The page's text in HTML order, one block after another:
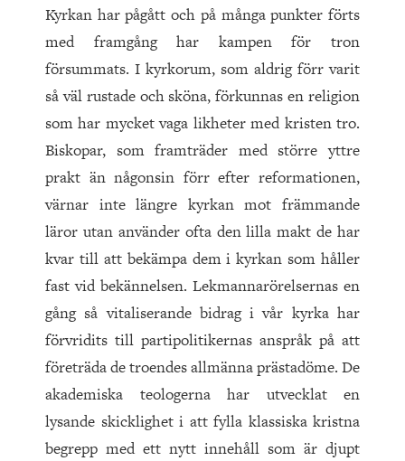
Kyrkan har pågått och på många punkter förts
med framgång har kampen för tron
försummats. I kyrkorum, som aldrig förr varit
så väl rustade och sköna, förkunnas en religion
som har mycket vaga likheter med kristen tro.
Biskopar, som framträder med större yttre
prakt än någonsin förr efter reformationen,
värnar inte längre kyrkan mot främmande
läror utan använder ofta den lilla makt de har
kvar till att bekämpa dem i kyrkan som håller
fast vid bekännelsen. Lekmannarörelsernas en
gång så vitaliserande bidrag i vår kyrka har
förvridits till partipolitikernas anspråk på att
företräda de troendes allmänna prästadöme. De
akademiska teologerna har utvecklat en
lysande skicklighet i att fylla klassiska kristna
begrepp med ett nytt innehåll som är djupt